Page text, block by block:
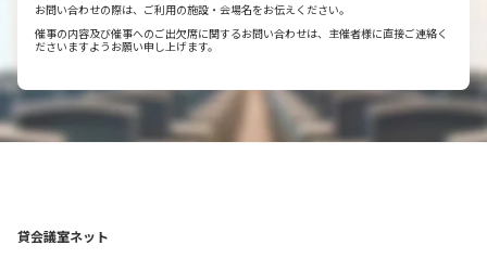
お問い合わせの際は、ご利用の施設・会場名をお伝えください。
催事の内容及び催事へのご出欠席に関するお問い合わせは、主催者様に直接ご連絡く
ださいますようお願い申し上げます。
貸会議室ネット